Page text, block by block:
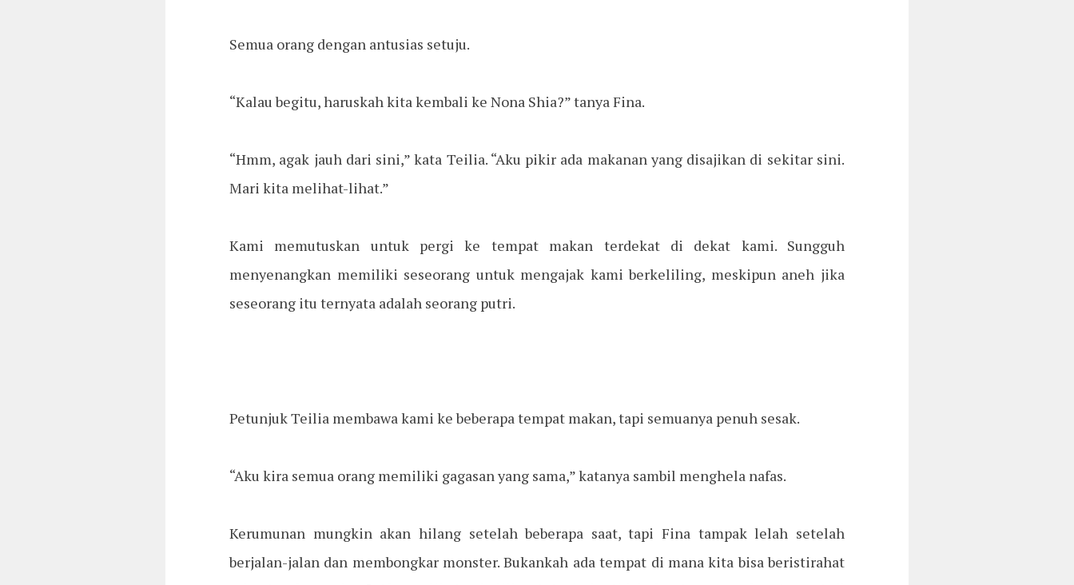
Semua orang dengan antusias setuju.
“Kalau begitu, haruskah kita kembali ke Nona Shia?” tanya Fina.
“Hmm, agak jauh dari sini,” kata Teilia. “Aku pikir ada makanan yang disajikan di sekitar sini.
Mari kita melihat-lihat.”
Kami memutuskan untuk pergi ke tempat makan terdekat di dekat kami. Sungguh
menyenangkan memiliki seseorang untuk mengajak kami berkeliling, meskipun aneh jika
seseorang itu ternyata adalah seorang putri.
Petunjuk Teilia membawa kami ke beberapa tempat makan, tapi semuanya penuh sesak.
“Aku kira semua orang memiliki gagasan yang sama,” katanya sambil menghela nafas.
Kerumunan mungkin akan hilang setelah beberapa saat, tapi Fina tampak lelah setelah
berjalan-jalan dan membongkar monster. Bukankah ada tempat di mana kita bisa beristirahat